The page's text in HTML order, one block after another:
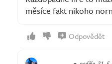
měsíce fakt nikoho
Odpovědět